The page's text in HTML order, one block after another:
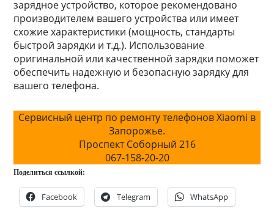
зарядное устройство, которое рекомендовано
производителем вашего устройства или имеет
схожие характеристики (мощность, стандарты
быстрой зарядки и т.д.). Использование
оригинальной или качественной зарядки поможет
обеспечить надежную и безопасную зарядку для
вашего телефона.
Сервисный центр по ремонту телефонов Xiaomi в
Запорожье.
Проспект Соборный 216
067-158-20-20
Поделиться ссылкой:
Facebook Telegram WhatsApp